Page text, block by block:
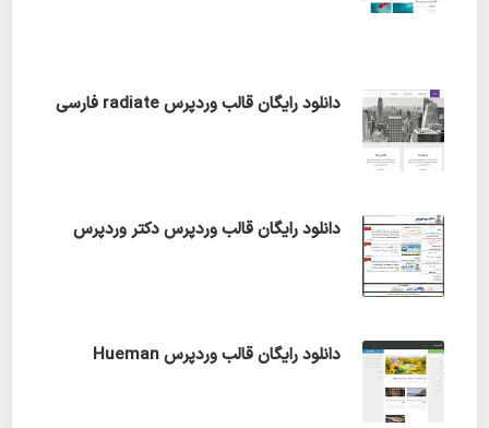
دانلود رایگان قالب وردپرس radiate فارسی
دانلود رایگان قالب وردپرس دکتر وردپرس
دانلود رایگان قالب وردپرس Hueman